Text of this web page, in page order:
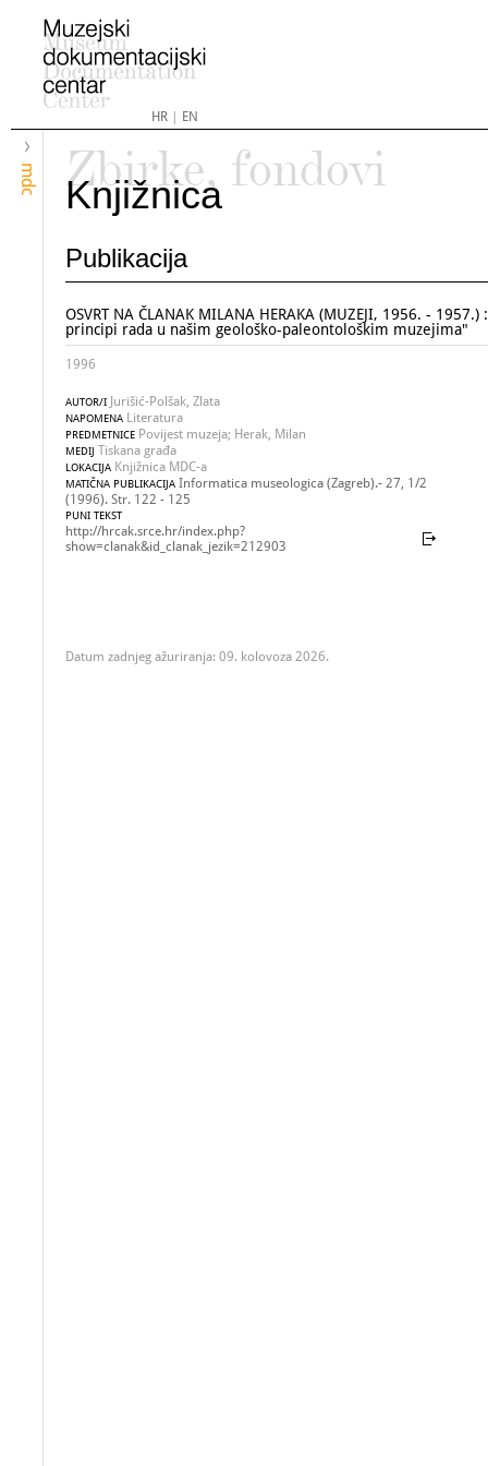
HR| EN
mdc
Zbirke, fondovi
Knjižnica
Publikacija
OSVRT NA ČLANAK MILANA HERAKA (MUZEJI, 1956. -
principi rada u našim geološko-paleontološkim muzejima"
1996
AUTOR/I Jurišić-Polšak, Zlata
NAPOMENA Literatura
PREDMETNICE Povijest muzeja; Herak, Milan
MEDIJ Tiskana građa
LOKACIJA Knjižnica MDC-a
MATIČNA PUBLIKACIJA Informatica museologica (Zagreb).- 27, 1/2
(1996). Str. 122 - 125
PUNI TEKST
http://hrcak.srce.hr/index.php?
show=clanak&id_clanak_jezik=212903
Datum zadnjeg ažuriranja: 09. kolovoza 2026.